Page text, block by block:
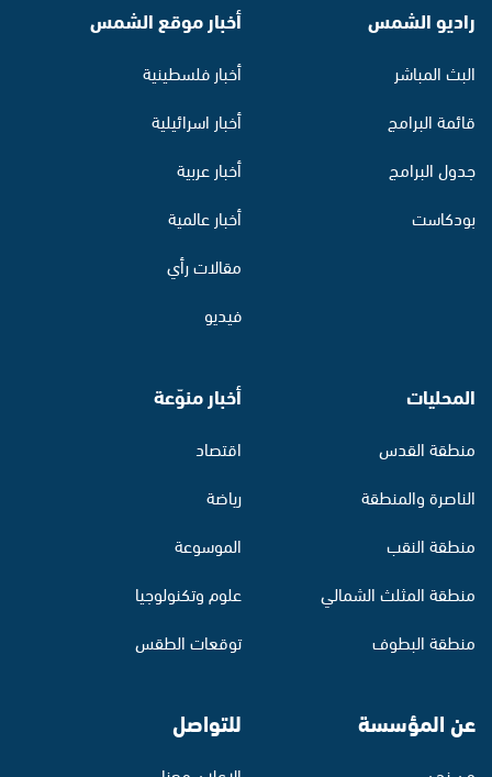
راديو الشمس
البث المباشر
قائمة البرامج
جدول البرامج
بودكاست
أخبار موقع الشمس
أخبار فلسطينية
أخبار اسرائيلية
أخبار عربية
أخبار عالمية
مقالات رأي
فيديو
المحليات
منطقة القدس
الناصرة والمنطقة
منطقة النقب
منطقة المثلث الشمالي
منطقة البطوف
أخبار منوّعة
اقتصاد
رياضة
الموسوعة
علوم وتكنولوجيا
توقعات الطقس
عن المؤسسة للتواصل